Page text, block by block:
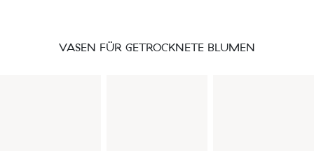
VASEN FÜR GETROCKNETE BLUMEN